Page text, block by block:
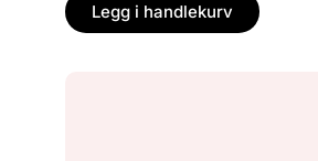
Legg i handlekurv